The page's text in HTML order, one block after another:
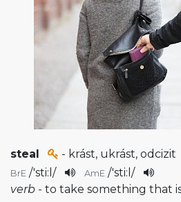
steal - krást, ukrást, odcizit
BrE /'sti:l / AmE /'sti:l /
verb - to take something that